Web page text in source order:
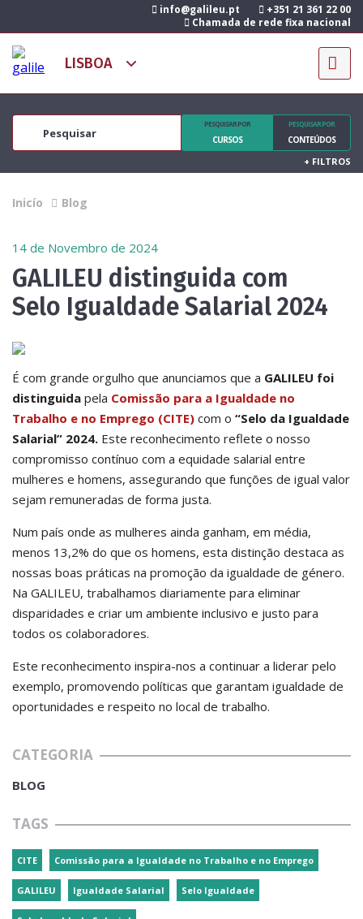
info@galileu.pt
+351 21 361 22 00
Chamada de rede fixa nacional
PESQUISAR POR
CURSOS
PESQUISAR POR
CONTEÚDOS
+ FILTROS
Inicío Blog
14 de Novembro de 2024
GALILEU distinguida com
Selo Igualdade Salarial 2024
É com grande orgulho que anunciamos que a GALILEU foi
distinguida pela Comissão para a Igualdade no
Trabalho e no Emprego (CITE) com o “Selo da Igualdade
Salarial” 2024. Este reconhecimento reflete o nosso
compromisso contínuo com a equidade salarial entre
mulheres e homens, assegurando que funções de igual valor
sejam remuneradas de forma justa.
Num país onde as mulheres ainda ganham, em média,
menos 13,2% do que os homens, esta distinção destaca as
nossas boas práticas na promoção da igualdade de género.
Na GALILEU, trabalhamos diariamente para eliminar
disparidades e criar um ambiente inclusivo e justo para
todos os colaboradores.
Este reconhecimento inspira-nos a continuar a liderar pelo
exemplo, promovendo políticas que garantam igualdade de
oportunidades e respeito no local de trabalho.
CATEGORIA
BLOG
TAGS
CITE Comissão para a Igualdade no Trabalho e no Emprego
GALILEU Igualdade Salarial Selo Igualdade